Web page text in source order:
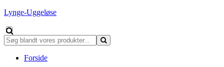
Lynge-Uggeløse
Forside